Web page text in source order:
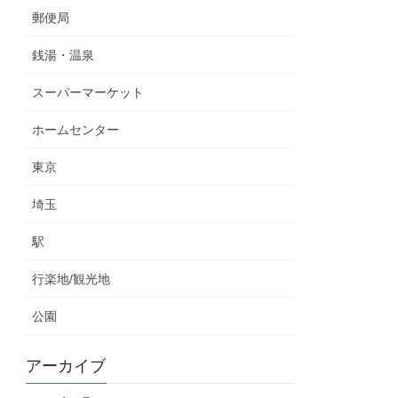
郵便局
銭湯・温泉
スーパーマーケット
ホームセンター
東京
埼玉
駅
行楽地/観光地
公園
アーカイブ